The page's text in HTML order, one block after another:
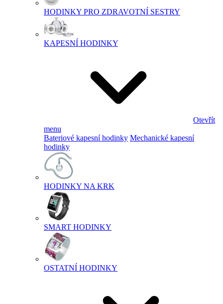
HODINKY PRO ZDRAVOTNÍ SESTRY
KAPESNÍ HODINKY
Otevřít
menu
Bateriové kapesní hodinky Mechanické kapesní
hodinky
HODINKY NA KRK
SMART HODINKY
OSTATNÍ HODINKY